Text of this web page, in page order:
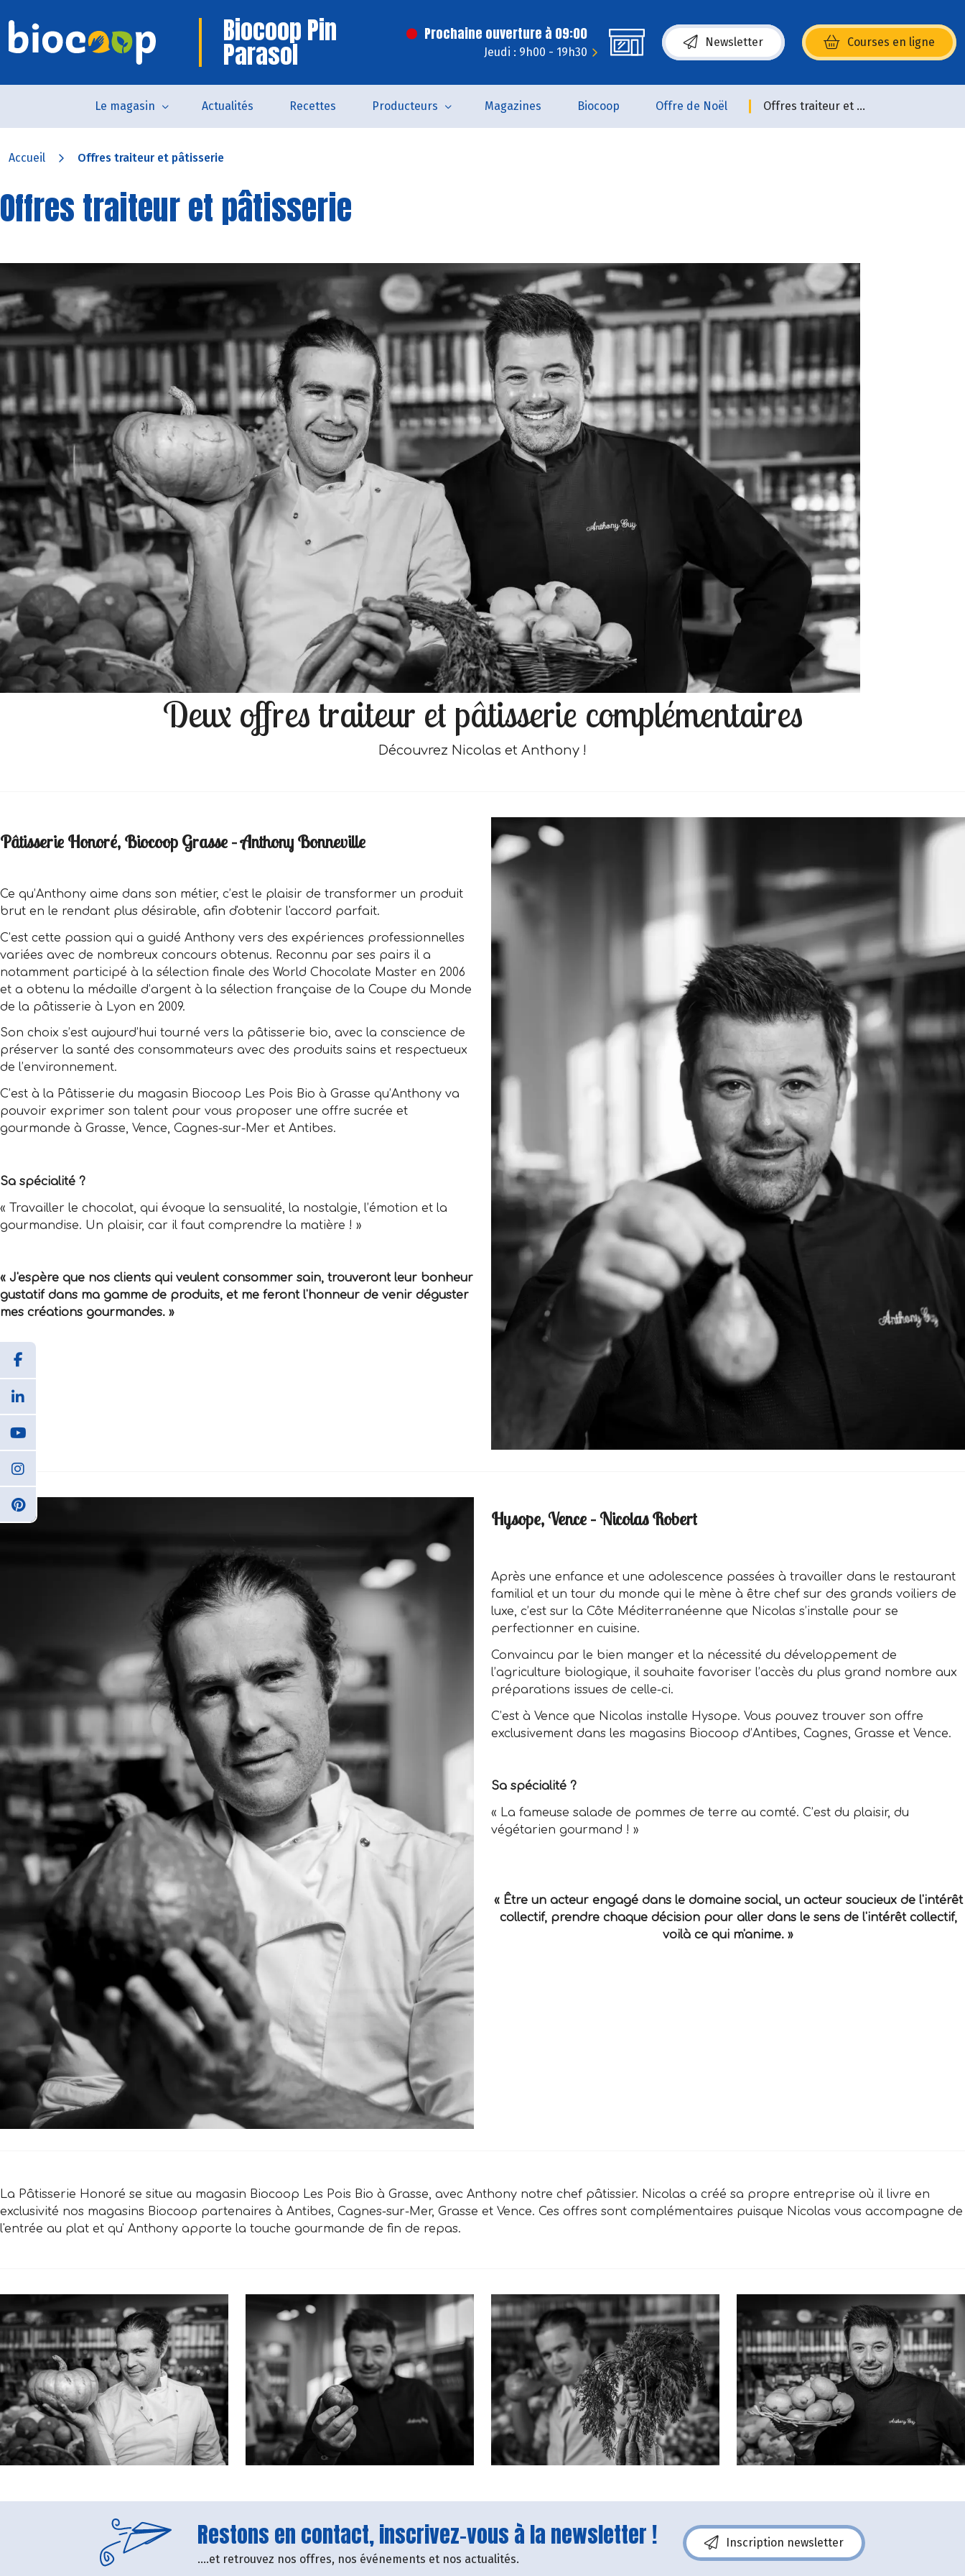
Biocoop Pin
Parasol
Prochaine ouverture à 09:00
Jeudi : 9h00 - 19h30
Newsletter Courses en ligne
(s’ouvre dans une nouvelle fenêtre)
Le magasin Actualités Recettes Producteurs Magazines Biocoop Offre de Noël Offres traiteur et pâtisserie
Accueil Offres traiteur et pâtisserie
Offres traiteur et pâtisserie
Deux offres traiteur et pâtisserie complémentaires
Découvrez Nicolas et Anthony !
Pâtisserie Honoré, Biocoop Grasse – Anthony Bonneville
Ce qu’Anthony aime dans son métier, c’est le plaisir de transformer un produit
brut en le rendant plus désirable, afin d'obtenir l'accord parfait.
C’est cette passion qui a guidé Anthony vers des expériences professionnelles
va­riées avec de nombreux concours obtenus. Reconnu par ses pairs il a
notamment participé à la sélection finale des World Chocolate Master en 2006
et a obtenu la médaille d’argent à la sélection française de la Coupe du Monde
de la pâtisserie à Lyon en 2009.
Son choix s’est aujourd’hui tourné vers la pâ­tisserie bio, avec la conscience de
préser­ver la santé des consommateurs avec des produits sains et respectueux
de l’environnement.
C’est à la Pâtisserie du magasin Biocoop Les Pois Bio à Grasse qu’Anthony va
pouvoir exprimer son talent pour vous propo­ser une offre sucrée et
gourmande à Grasse, Vence, Cagnes-sur-Mer et Antibes.
Sa spécialité ?
« Travailler le chocolat, qui évoque la sensua­lité, la nostalgie, l’émotion et la
gourmandise. Un plaisir, car il faut comprendre la matière ! »
« J'espère que nos clients qui veulent consommer sain, trouveront leur bonheur
gustatif dans ma gamme de produits, et me feront l'honneur de venir déguster
mes créations gourmandes. »
Hysope, Vence – Nicolas Robert
Après une enfance et une adolescence pas­sées à travailler dans le restaurant
familial et un tour du monde qui le mène à être chef sur des grands voiliers de
luxe, c’est sur la Côte Méditerranéenne que Nicolas s’installe pour se
perfectionner en cuisine.
Convaincu par le bien manger et la nécessité du développement de
l’agriculture biologique, il souhaite favoriser l’accès du plus grand nombre aux
préparations issues de celle-ci.
C’est à Vence que Nicolas installe Hysope. Vous pouvez trouver son offre
exclusivement dans les magasins Biocoop d’Antibes, Cagnes, Grasse et Vence.
Sa spécialité ?
« La fameuse salade de pommes de terre au comté. C’est du plaisir, du
végétarien gourmand ! »
« Être un acteur engagé dans le domaine social, un acteur soucieux de l'intérêt
collectif, prendre chaque décision pour aller dans le sens de l'intérêt collectif,
voilà ce qui m'anime. »
La Pâtisserie Honoré se situe au magasin Biocoop Les Pois Bio à Grasse, avec Anthony notre chef pâtissier. Nicolas a créé sa propre entreprise où il livre en
exclusivité nos magasins Biocoop partenaires à Antibes, Cagnes-sur-Mer, Grasse et Vence. Ces offres sont complémentaires puisque Nicolas vous accompagne de
l'entrée au plat et qu' Anthony apporte la touche gourmande de fin de repas.
Restons en contact, inscrivez-vous à la newsletter !
....et retrouvez nos offres, nos événements et nos actualités.
Inscription newsletter